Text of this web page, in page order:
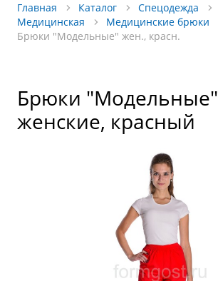
Главная Каталог
Спецодежда
Медицинская
Медицинские брюки
Брюки "Модельные" жен., красн.
Брюки "Модельные"
женские, красный